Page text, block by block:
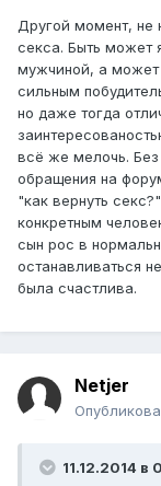
Другой момент, не
секса. Быть может
мужчиной, а может
сильным
но даже тогда
всё же мелочь.
обращения на
"как вернуть
конкретным
сын рос в
останавливаться
была счастлива.
Netjer
11.12.2014 в